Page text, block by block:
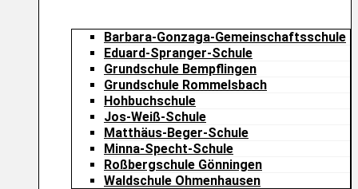
Barbara-Gonzaga-Gemeinschaftsschule
Eduard-Spranger-Schule
Grundschule Bempflingen
Grundschule Rommelsbach
Hohbuchschule
Jos-Weiß-Schule
Matthäus-Beger-Schule
Minna-Specht-Schule
Roßbergschule Gönningen
Waldschule Ohmenhausen